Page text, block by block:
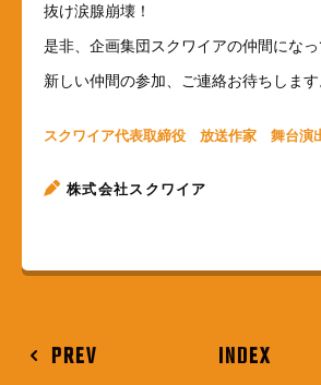
抜け涙腺崩壊！
是非、企画集団スクワイアの仲間になっ
新しい仲間の参加、ご連絡お待ちします
スクワイア代表取締役 放送作家 舞台演
株式会社スクワイア
PREV INDEX